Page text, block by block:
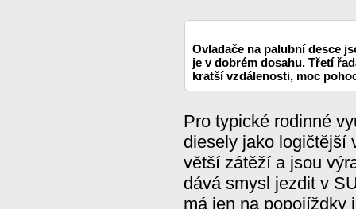
Ovladače na palubní desce
je v dobrém dosahu. Třetí
kratší vzdálenosti, moc
Pro typické rodinné
diesely jako logičtější
větší zátěží a jsou
dává smysl jezdit v
má jen na popojíždky